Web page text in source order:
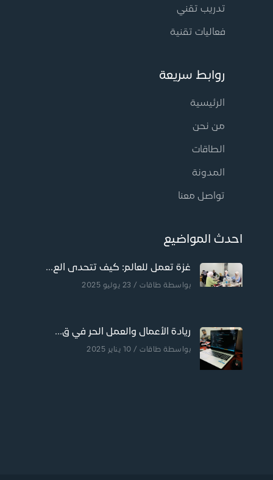
تدريب تقني
فعاليات تقنية
روابط سريعة
الرئيسية
من نحن
الطاقات
المدونة
تواصل معنا
احدث المواضيع
غزة تعمل للعالم: كيف تتحدى الع...
بواسطة طاقات / 23 يوليو 2025
ريادة الأعمال والعمل الحر في ق...
بواسطة طاقات / 10 يناير 2025